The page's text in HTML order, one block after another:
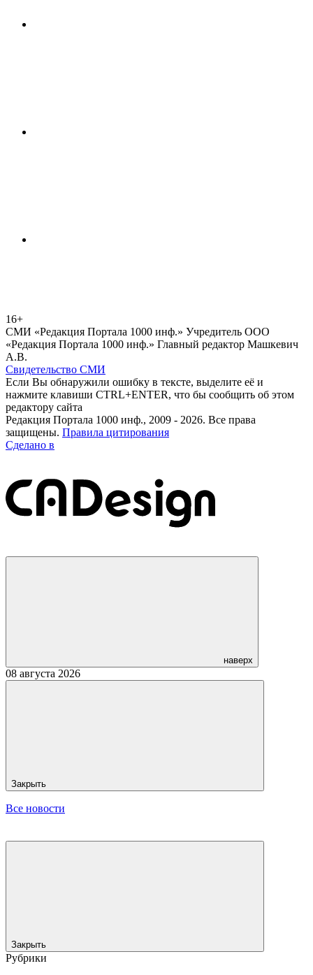
16+
СМИ «Редакция Портала 1000 инф.» Учредитель ООО
«Редакция Портала 1000 инф.» Главный редактор Машкевич
А.В.
Свидетельство СМИ
Если Вы обнаружили ошибку в тексте, выделите её и
нажмите клавиши CTRL+ENTER, что бы сообщить об этом
редактору сайта
Редакция Портала 1000 инф., 2009 - 2026. Все права
защищены. Правила цитирования
Сделано в
наверх
08 августа 2026
Закрыть
Все новости
Закрыть
Рубрики